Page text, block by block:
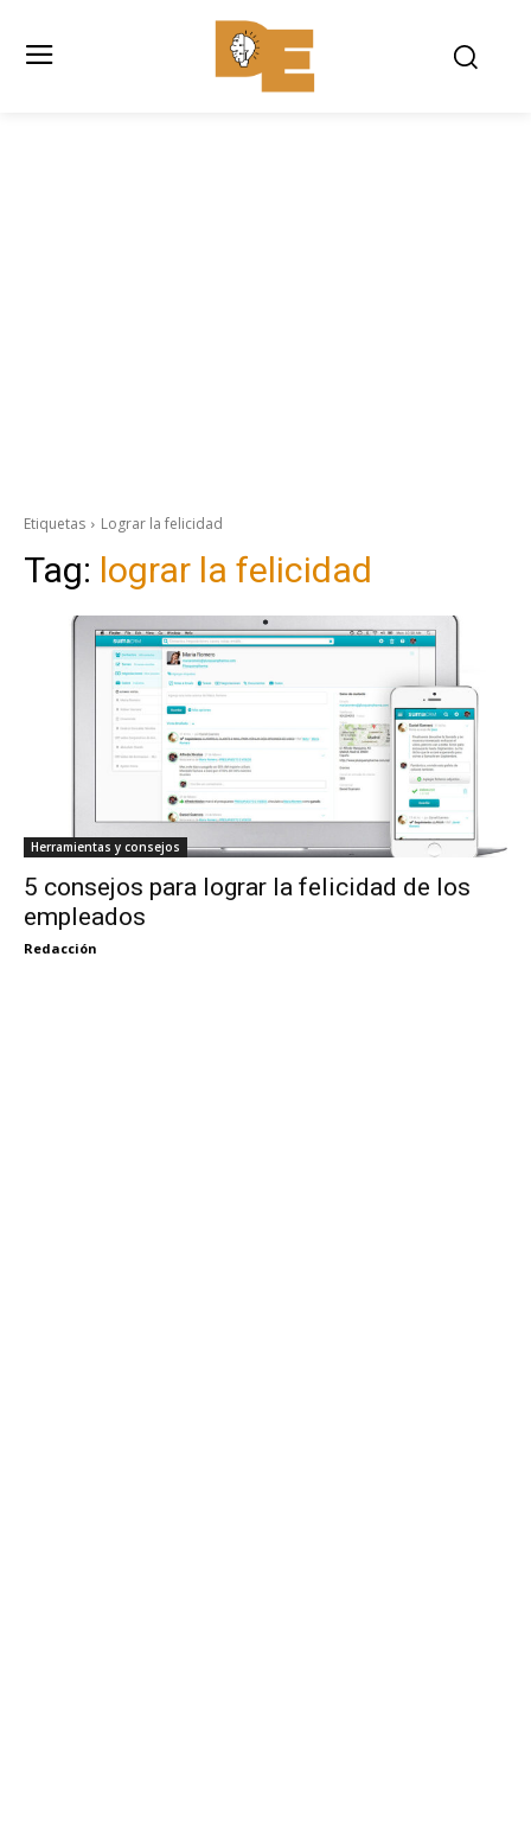
Etiquetas Lograr la felicidad
Tag: lograr la felicidad
Herramientas y consejos
5 consejos para lograr la felicidad de los
empleados
Redacción